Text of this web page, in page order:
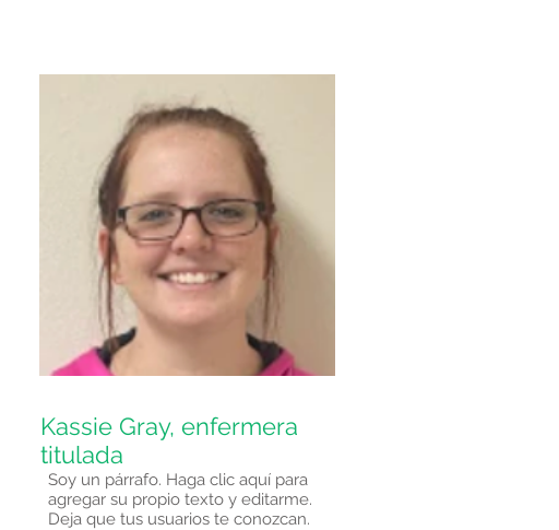
Kassie Gray, enfermera
titulada
Soy un párrafo. Haga clic aquí para
agregar su propio texto y editarme.
Deja que tus usuarios te conozcan.